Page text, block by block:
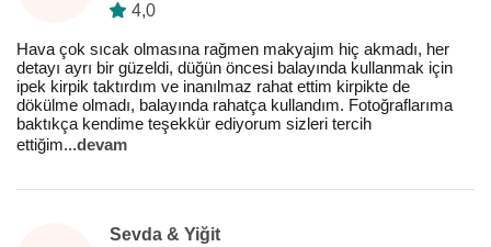
4,0
Hava çok sıcak olmasına rağmen makyajım hiç akmadı, her
detayı ayrı bir güzeldi, düğün öncesi balayında kullanmak için
ipek kirpik taktırdım ve inanılmaz rahat ettim kirpikte de
dökülme olmadı, balayında rahatça kullandım. Fotoğraflarıma
baktıkça kendime teşekkür ediyorum sizleri tercih
ettiğim...devam
Sevda & Yiğit